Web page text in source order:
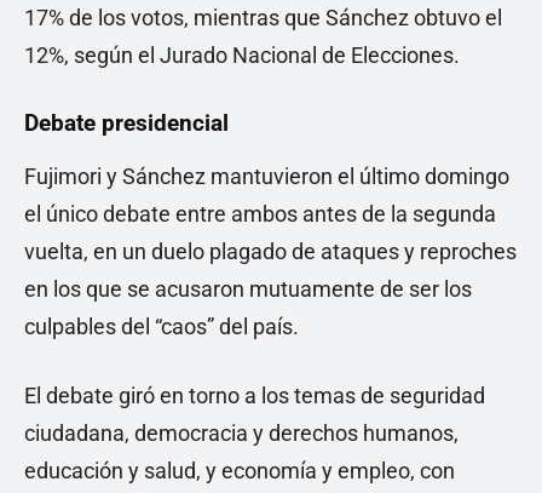
17% de los votos, mientras que Sánchez obtuvo el
12%, según el Jurado Nacional de Elecciones.
Debate presidencial
Fujimori y Sánchez mantuvieron el último domingo
el único debate entre ambos antes de la segunda
vuelta, en un duelo plagado de ataques y reproches
en los que se acusaron mutuamente de ser los
culpables del “caos” del país.
El debate giró en torno a los temas de seguridad
ciudadana, democracia y derechos humanos,
educación y salud, y economía y empleo, con